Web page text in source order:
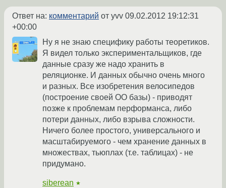
Ответ на: комментарий от yvv 09.02.2012 19:12:31
+00:00
Ну я не знаю специфику работы теоретиков.
Я видел только экспериментальщиков, где
данные сразу же надо хранить в
реляционке. И данных обычно очень много
и разных. Все изобретения велосипедов
(построение своей ОО базы) - приводят
позже к проблемам перформанса, либо
потери данных, либо взрыва сложности.
Ничего более простого, универсального и
масштабируемого - чем хранение данных в
множествах, тьюплах (т.е. таблицах) - не
придумано.
siberean ★